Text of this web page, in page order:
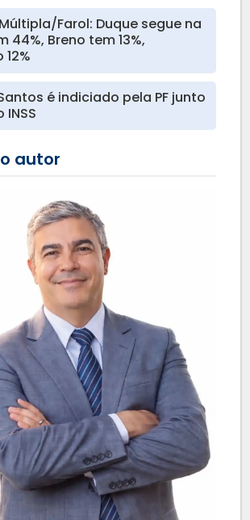
Farol: Duque segue na
44%, Breno tem 13%,
é indiciado pela PF junto
INSS
autor